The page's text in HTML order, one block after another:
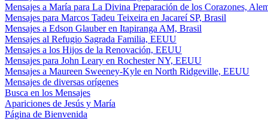
Mensajes a María para La Divina Preparación de los Corazones,
Mensajes para Marcos Tadeu Teixeira en Jacareí SP, Brasil
Mensajes a Edson Glauber en Itapiranga AM, Brasil
Mensajes al Refugio Sagrada Familia, EEUU
Mensajes a los Hijos de la Renovación, EEUU
Mensajes para John Leary en Rochester NY, EEUU
Mensajes a Maureen Sweeney-Kyle en North Ridgeville, EEUU
Mensajes de diversas orígenes
Busca en los Mensajes
Apariciones de Jesús y María
Página de Bienvenida